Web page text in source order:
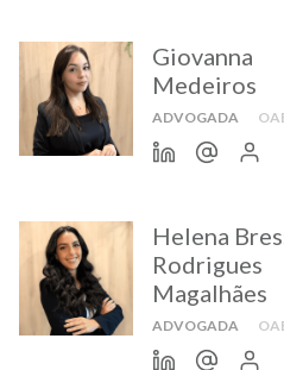
Giovanna
Medeiros
ADVOGADA
Helena
Rodrigues
Magalhães
ADVOGADA